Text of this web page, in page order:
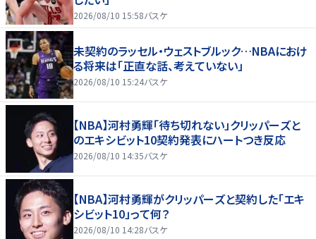
2026/08/10 15:58バスケ
未契約のラッセル・ウェストブルック…NBAにおけ
る将来は「正直な話、考えていない」
2026/08/10 15:24バスケ
【NBA】河村勇輝「待ち切れない」クリッパーズと
のエキシビット10契約発表にハートつき反応
2026/08/10 14:35バスケ
【NBA】河村勇輝がクリッパーズと契約した「エキ
シビット10」って何？
2026/08/10 14:28バスケ